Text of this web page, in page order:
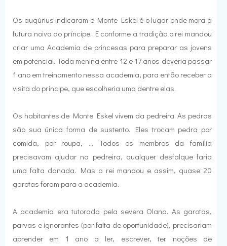
Os augúrius indicaram e Monte Eskel é o lugar onde mora a
futura noiva do príncipe. E conforme a tradição o rei mandou
criar uma Academia de princesas para preparar as jovens
em potencial. Toda menina entre 12 e 17 anos deveria passar
1 ano em treinamento nessa academia, para então receber a
visita do príncipe, que escolheria uma dentre elas.
Os habitantes de Monte Eskel vivem da pedreira. As pedras
são sua única forma de sustento. Eles trocam pedra por
comida, por roupa, ... Todos os membros da família
precisavam ajudar na pedreira, qualquer desfalque faria
uma falta danada. Mas o rei mandou e assim, quase 20
garotas foram para a academia.
A academia era tutorada pela severa Olana. As garotas,
parvas e ignorantes (por falta de oportunidade), precisariam
aprender em 1 ano a ler, escrever, ter noções de